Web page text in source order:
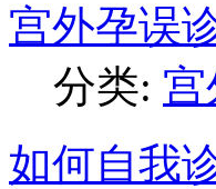
宫外孕误
分类: 宫
如何自我